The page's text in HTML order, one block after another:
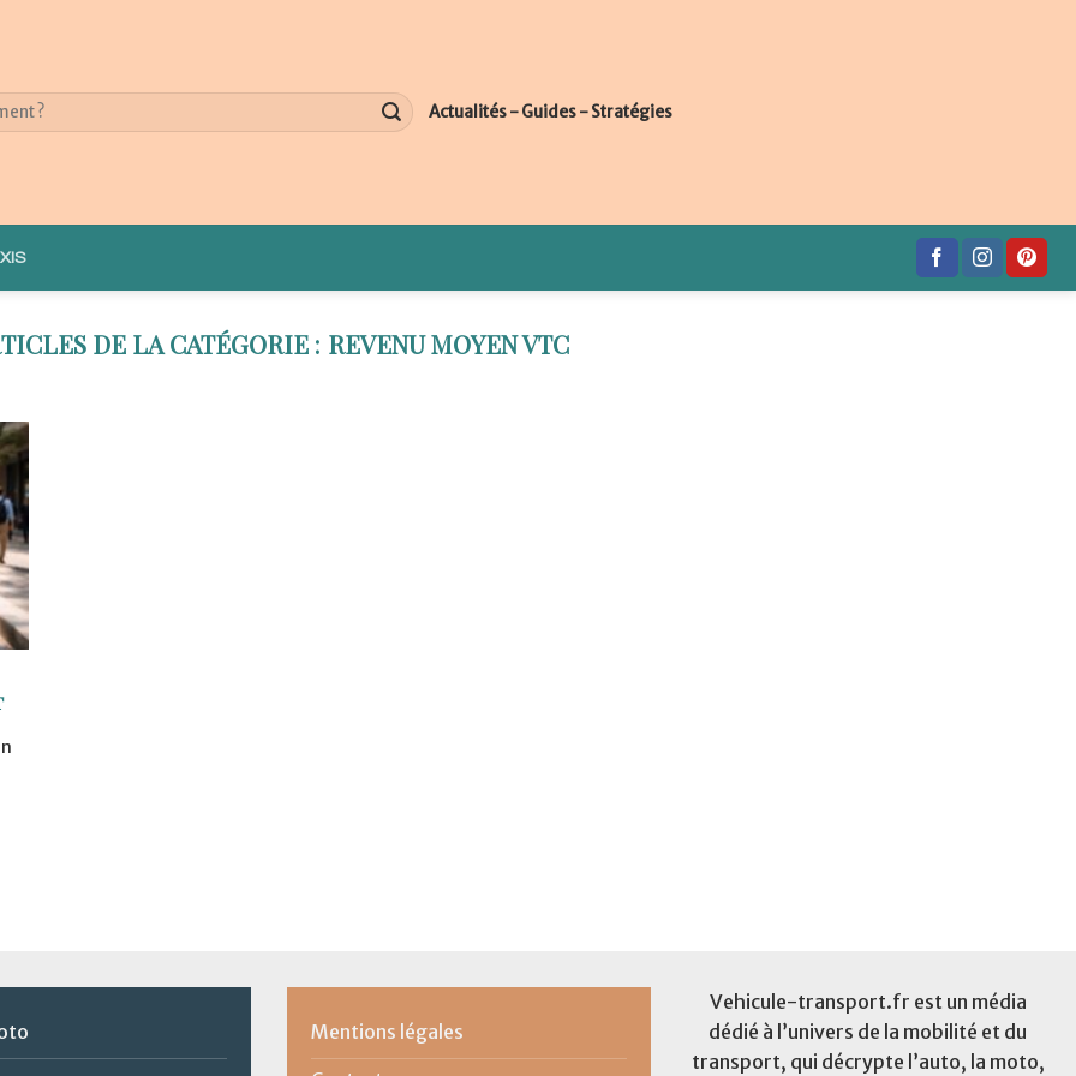
Actualités - Guides - Stratégies
REVENU MOYEN VTC
Mentions légales
Vehicule-transport.fr est un média
dédié à l’univers de la mobilité et du
transport, qui décrypte l’auto, la moto,